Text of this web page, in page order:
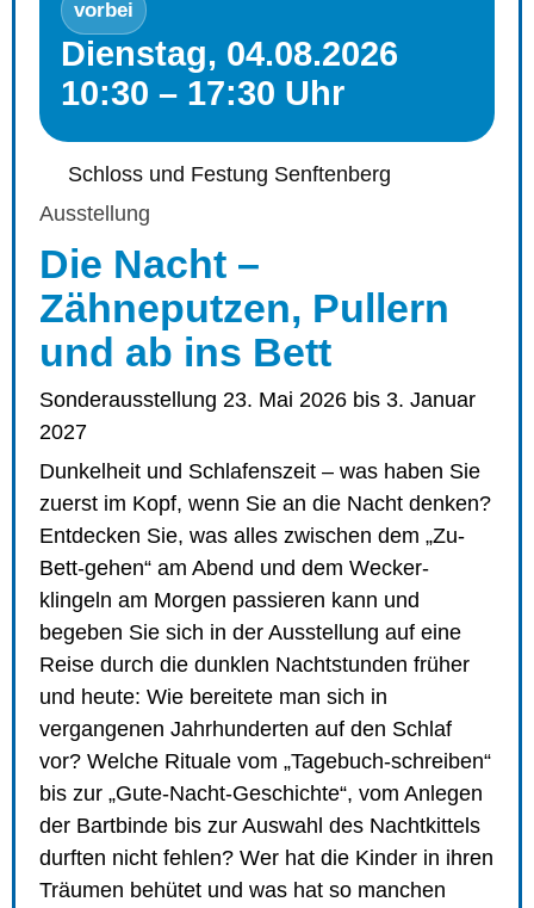
vorbei
Dienstag, 04.08.2026
10:30 – 17:30 Uhr
Schloss und Festung Senftenberg
Ausstellung
Die Nacht –
Zähneputzen, Pullern
und ab ins Bett
Sonderausstellung 23. Mai 2026 bis 3. Januar
2027
Dunkelheit und Schlafenszeit – was haben Sie
zuerst im Kopf, wenn Sie an die Nacht denken?
Entdecken Sie, was alles zwischen dem „Zu-
Bett-gehen“ am Abend und dem Wecker-
klingeln am Morgen passieren kann und
begeben Sie sich in der Ausstellung auf eine
Reise durch die dunklen Nachtstunden früher
und heute: Wie bereitete man sich in
vergangenen Jahrhunderten auf den Schlaf
vor? Welche Rituale vom „Tagebuch-schreiben“
bis zur „Gute-Nacht-Geschichte“, vom Anlegen
der Bartbinde bis zur Auswahl des Nachtkittels
durften nicht fehlen? Wer hat die Kinder in ihren
Träumen behütet und was hat so manchen